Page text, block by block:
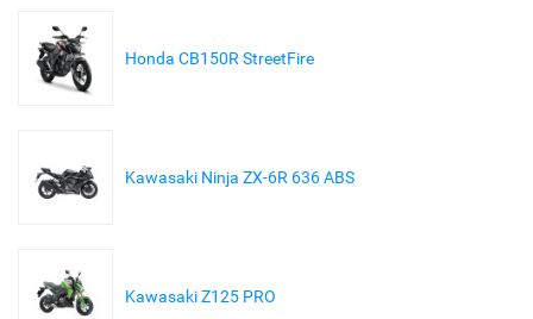
Honda CB150R StreetFire
Kawasaki Ninja ZX-6R 636 ABS
Kawasaki Z125 PRO